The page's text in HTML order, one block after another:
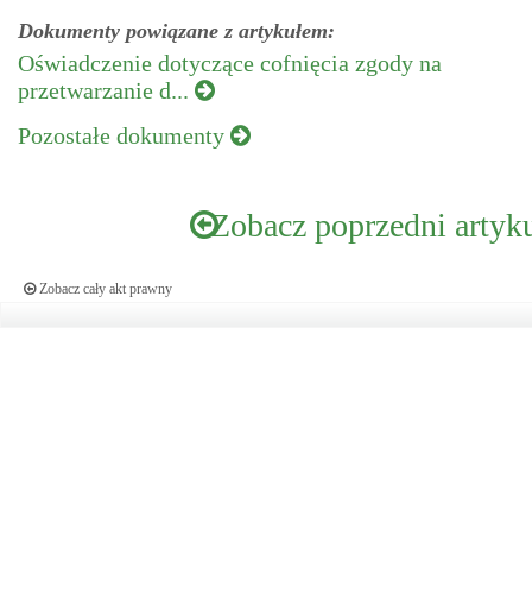
Dokumenty powiązane z artykułem:
Oświadczenie dotyczące cofnięcia zgody na
przetwarzanie d...
Pozostałe dokumenty
Zobacz poprzedni
Zobacz cały akt prawny